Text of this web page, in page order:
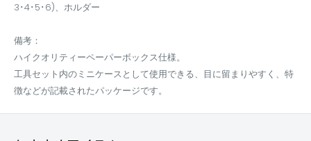
3･4･5･6)、ホルダー
備考：
ハイクオリティーペーパーボックス仕様。
工具セット内のミニケースとして使用できる、目に留まりやすく、特
徴などが記載されたパッケージです。